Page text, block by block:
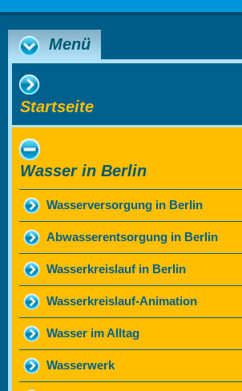
Menü
Startseite
Wasser in Berlin
Wasserversorgung in Berlin
Abwasserentsorgung in Berlin
Wasserkreislauf in Berlin
Wasserkreislauf-Animation
Wasser im Alltag
Wasserwerk